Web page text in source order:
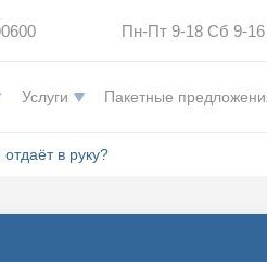
Пн-Пт 9-18 Сб 9-
Услуги Пакетные
в руку?